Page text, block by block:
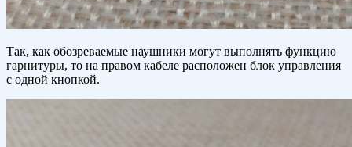
Так, как обозреваемые наушники могут выполнять функцию
гарнитуры, то на правом кабеле расположен блок управления
с одной кнопкой.